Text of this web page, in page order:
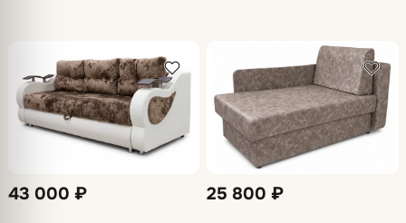
43 000 ₽ 25 800 ₽